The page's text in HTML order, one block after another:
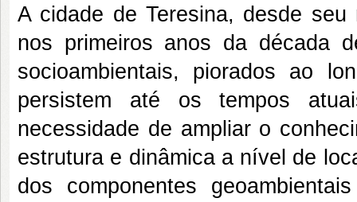
A cidade de Teresina, desde
nos primeiros anos da década
socioambientais, piorados ao
persistem até os tempos
necessidade de ampliar o
estrutura e dinâmica a nível de
dos componentes